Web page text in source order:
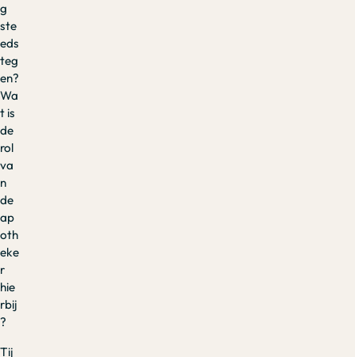
g
ste
eds
teg
en?
Wa
t is
de
rol
va
n
de
ap
oth
eke
r
hie
rbij
?
Tij